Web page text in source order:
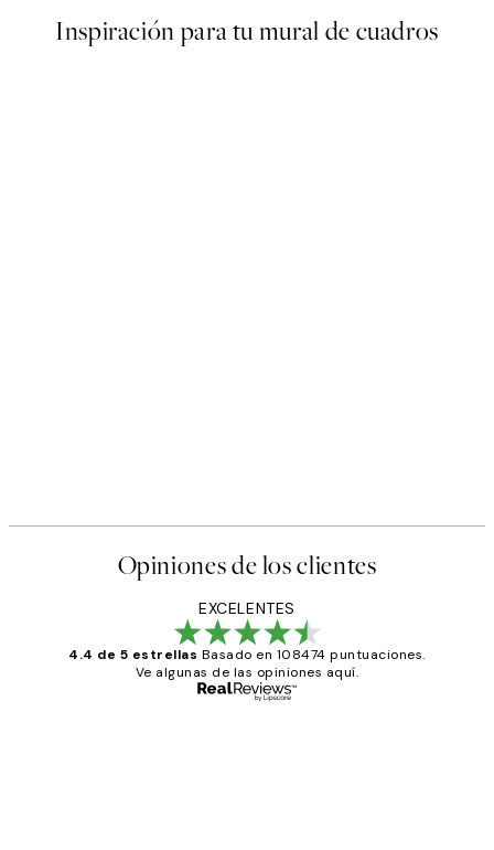
Inspiración para tu mural de cuadros
Opiniones de los clientes
EXCELENTES
4.4 de 5 estrellas Basado en 108474 puntuaciones.
Ve algunas de las opiniones aquí.